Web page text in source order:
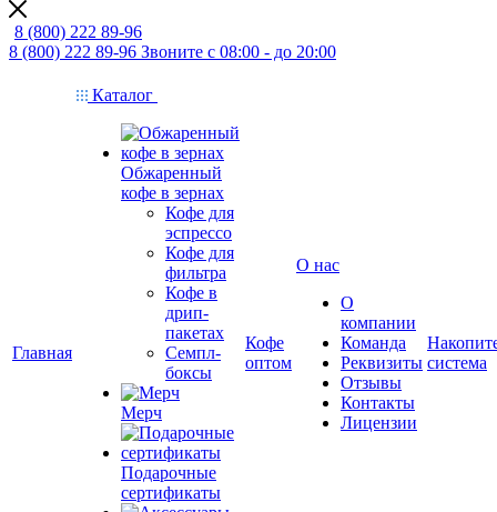
8 (800) 222 89-96
8 (800) 222 89-96 Звоните с 08:00 - до 20:00
Главная
Каталог
Обжаренный
кофе в зернах
Кофе для
эспрессо
Кофе для
фильтра
Кофе в
дрип-
пакетах
Семпл-
боксы
Мерч
Подарочные
сертификаты
Кофе
оптом
О нас
О
компании
Команда
Реквизиты
Отзывы
Контакты
Лицензии
система